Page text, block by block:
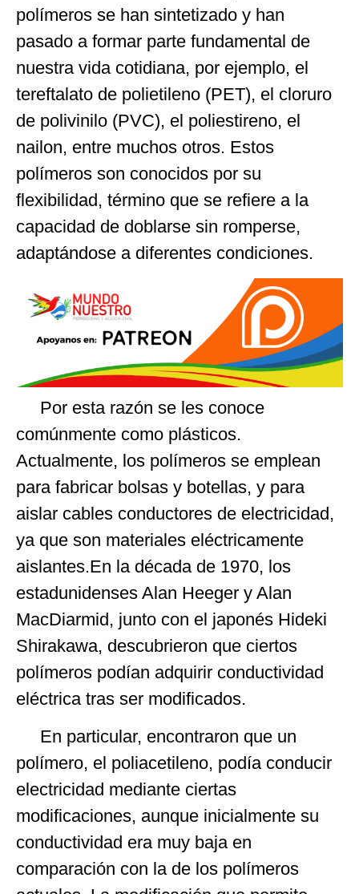
polímeros se han sintetizado y han
pasado a formar parte fundamental de
nuestra vida cotidiana, por ejemplo, el
tereftalato de polietileno (PET), el cloruro
de polivinilo (PVC), el poliestireno, el
nailon, entre muchos otros. Estos
polímeros son conocidos por su
flexibilidad, término que se refiere a la
capacidad de doblarse sin romperse,
adaptándose a diferentes condiciones.
Por esta razón se les conoce
comúnmente como plásticos.
Actualmente, los polímeros se emplean
para fabricar bolsas y botellas, y para
aislar cables conductores de electricidad,
ya que son materiales eléctricamente
aislantes.En la década de 1970, los
estadunidenses Alan Heeger y Alan
MacDiarmid, junto con el japonés Hideki
Shirakawa, descubrieron que ciertos
polímeros podían adquirir conductividad
eléctrica tras ser modificados.
En particular, encontraron que un
polímero, el poliacetileno, podía conducir
electricidad mediante ciertas
modificaciones, aunque inicialmente su
conductividad era muy baja en
comparación con la de los polímeros